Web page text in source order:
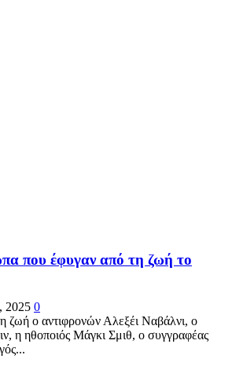
που έφυγαν από τη ζωή το
2025 0
ζωή ο αντιφρονών Αλεξέι Ναβάλνι, ο
η ηθοποιός Μάγκι Σμιθ, ο συγγραφέας